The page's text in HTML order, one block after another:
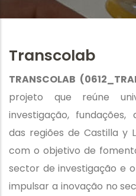
Transcolab
TRANSCOLAB
projeto que reúne
investigação, fundações,
das regiões de Castilla y
com o objetivo de
sector de investigação e
impulsar a inovação no